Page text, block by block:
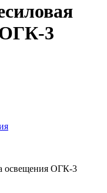
ОГК-3
освещения ОГК-3